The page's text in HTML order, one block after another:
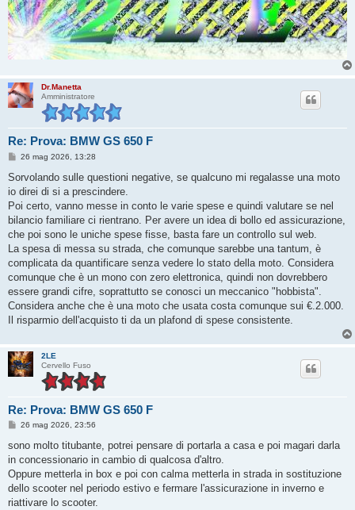
Dr.Manetta
Amministratore
Re: Prova: BMW GS 650 F
M
s
a
g
i
o
26 mag 2026, 13:28
Sorvolando sulle questioni negative, se qualcuno mi regalasse una moto
io direi di si a prescindere.
Poi certo, vanno messe in conto le varie spese e quindi valutare se nel
bilancio familiare ci rientrano. Per avere un idea di bollo ed assicurazione,
che poi sono le uniche spese fisse, basta fare un controllo sul web.
La spesa di messa su strada, che comunque sarebbe una tantum, è
complicata da quantificare senza vedere lo stato della moto. Considera
comunque che è un mono con zero elettronica, quindi non dovrebbero
essere grandi cifre, soprattutto se conosci un meccanico "hobbista".
Considera anche che è una moto che usata costa comunque sui €.2.000.
Il risparmio dell'acquisto ti da un plafond di spese consistente.
2LE
Cervello Fuso
Re: Prova: BMW GS 650 F
M
s
a
g
g
i
o
26 mag 2026, 23:56
sono molto titubante, potrei pensare di portarla a casa e poi magari darla
in concessionario in cambio di qualcosa d'altro.
Oppure metterla in box e poi con calma metterla in strada in sostituzione
dello scooter nel periodo estivo e fermare l'assicurazione in inverno e
riattivare lo scooter.